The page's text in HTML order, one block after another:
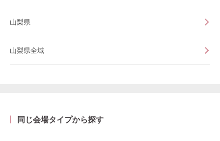
山梨県
山梨県全域
同じ会場タイプから探す